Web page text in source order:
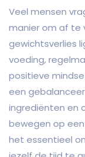
Veel mensen
manier om af te
gewichtsverlies
voeding,
positieve
een
ingrediënten en
bewegen op
het essentieel